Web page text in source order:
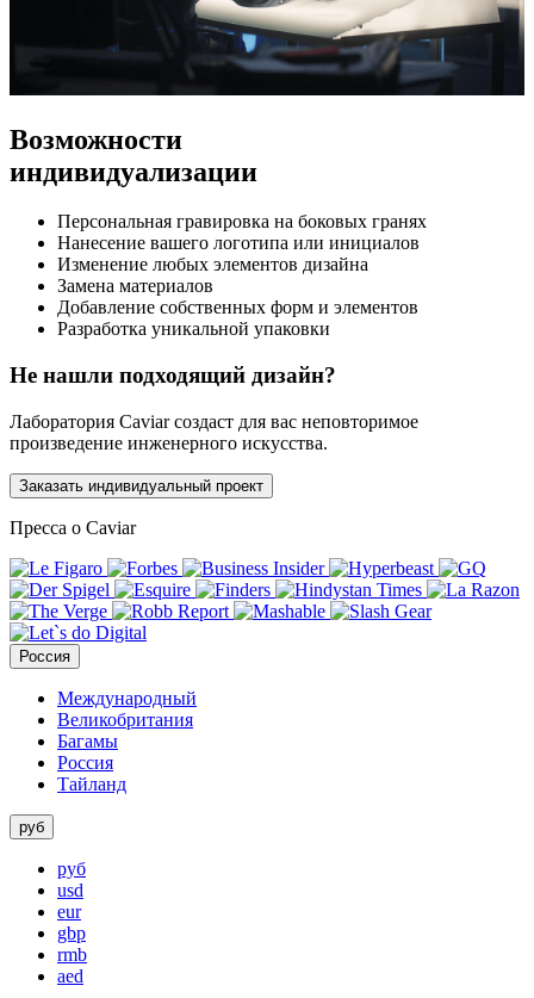
Возможности
индивидуализации
Персональная гравировка на боковых гранях
Нанесение вашего логотипа или инициалов
Изменение любых элементов дизайна
Замена материалов
Добавление собственных форм и элементов
Разработка уникальной упаковки
Не нашли подходящий дизайн?
Лаборатория Caviar создаст для вас неповторимое
произведение инженерного искусства.
Заказать индивидуальный проект
Пресса о Caviar
Россия
Международный
Великобритания
Багамы
Россия
Тайланд
руб
руб
usd
eur
gbp
rmb
aed